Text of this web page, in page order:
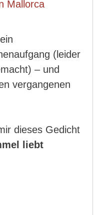
(leider
– und
vergangenen
dieses Gedicht
liebt